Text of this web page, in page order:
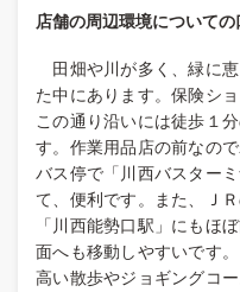
店舗の周辺環境についての
田畑や川が多く、緑に
た中にあります。保険シ
この通り沿いには徒歩１
す。作業用品店の前なの
バス停で「川西バスター
て、便利です。また、Ｊ
「川西能勢口駅」にもほ
面へも移動しやすいです
高い散歩やジョギングコ